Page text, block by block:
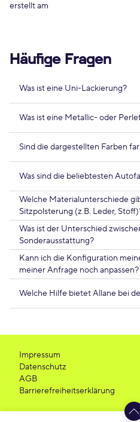
erstellt am
Häufige Fragen
Was ist eine Uni-Lackierung?
Was ist eine Metallic- oder
Sind die dargestellten Farben
Was sind die beliebtesten
Welche Materialunterschiede
Sitzpolsterung (z.B. Leder,
Was ist der Unterschied
Sonderausstattung?
Kann ich die Konfiguration
meiner Anfrage noch anpassen?
Welche Hilfe bietet Allane bei
Impressum
Datenschutz
AGB
Barrierefreiheitserklärung